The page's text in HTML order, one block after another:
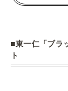
東一仁「ブラ
ト